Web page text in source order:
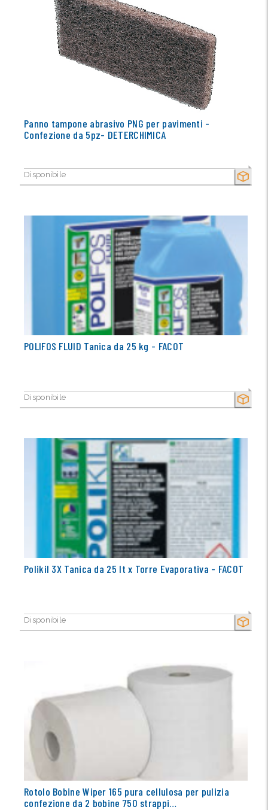
SECCO
Panno tampone abrasivo PNG per pavimenti -
Confezione da 5pz- DETERCHIMICA
Disponibile
SECCO
POLIFOS FLUID Tanica da 25 kg - FACOT
Disponibile
SECCO
Polikil 3X Tanica da 25 lt x Torre Evaporativa - FACOT
Disponibile
Rotolo Bobine Wiper 165 pura cellulosa per pulizia
confezione da 2 bobine 750 strappi…